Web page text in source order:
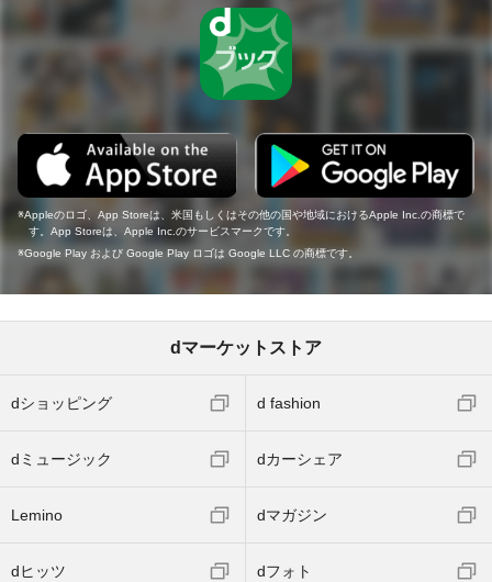
Appleのロゴ、App Storeは、米国もしくはその他の国や地域におけるApple Inc.の商標で
す。App Storeは、Apple Inc.のサービスマークです。
Google Play および Google Play ロゴは Google LLC の商標です。
dマーケットストア
dショッピング d fashion
dミュージック dカーシェア
Lemino dマガジン
dヒッツ dフォト